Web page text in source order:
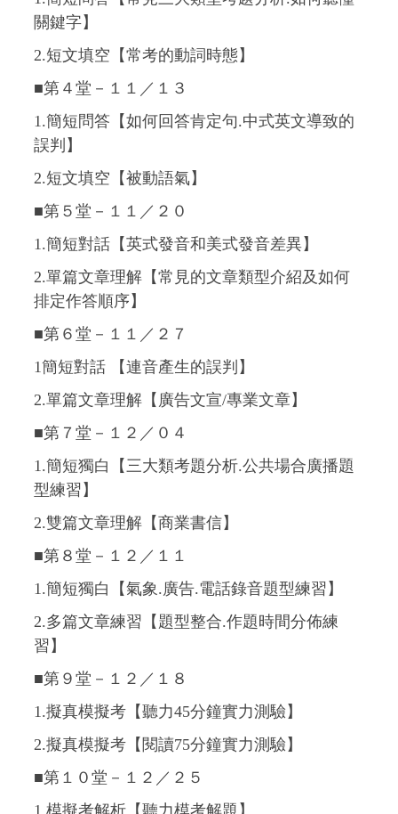
關鍵字】
2.短文填空【常考的動詞時態】
■第４堂－１１ ／１３
1.簡短問答【如何回答肯定句.中式英文導致的
誤判】
2.短文填空【被動語氣】
■第５堂－１１ ／２０
1.簡短對話【英式發音和美式發音差異】
2.單篇文章理解【常見的文章類型介紹及如何
排定作答順序】
■第６堂－１１ ／２７
1簡短對話 【連音產生的誤判】
2.單篇文章理解【廣告文宣/專業文章】
■第７堂－１２ ／０４
1.簡短獨白【三大類考題分析.公共場合廣播題
型練習】
2.雙篇文章理解【商業書信】
■第８堂－１２ ／１１
1.簡短獨白【氣象.廣告.電話錄音題型練習】
2.多篇文章練習【題型整合.作題時間分佈練
習】
■第９堂－１２ ／１８
1.擬真模擬考【聽力45分鐘實力測驗】
2.擬真模擬考【閱讀75分鐘實力測驗】
■第１０堂－ １２／２５
1.模擬考解析【聽力模考解題】